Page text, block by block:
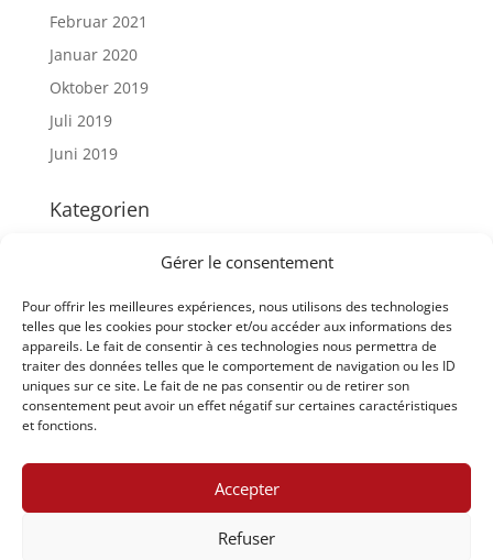
Gérer le consentement
Pour offrir les meilleures expériences, nous utilisons des technologies
telles que les cookies pour stocker et/ou accéder aux informations des
appareils. Le fait de consentir à ces technologies nous permettra de
traiter des données telles que le comportement de navigation ou les ID
uniques sur ce site. Le fait de ne pas consentir ou de retirer son
consentement peut avoir un effet négatif sur certaines caractéristiques
et fonctions.
Accepter
Refuser
Februar 2021
Januar 2020
Oktober 2019
Juli 2019
Juni 2019
Kategorien
Interkantonale Vergleiche
Staatsschreiberkonferenz
Meta
Anmelden
Eintrags-Feed
Kommentar-Feed